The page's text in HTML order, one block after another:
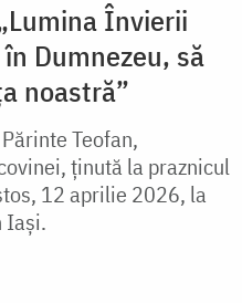
Învierii
Dumnezeu, să
noastră”
Teofan,
ținută la praznicul
12 aprilie 2026, la
Iași.